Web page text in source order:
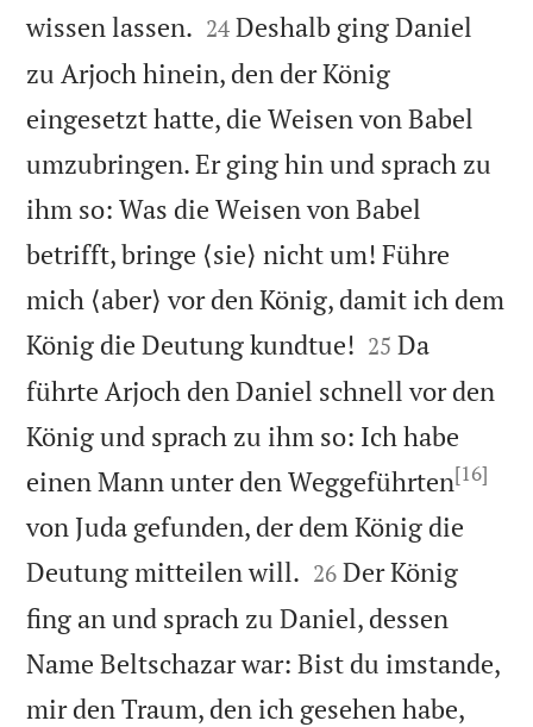
wissen lassen. 

24 Deshalb ging Daniel
zu Arjoch hinein, den der König
eingesetzt hatte, die Weisen von Babel
umzubringen. Er ging hin und sprach zu
ihm so: Was die Weisen von Babel
betrifft, bringe ⟨sie⟩ nicht um! Führe
mich ⟨aber⟩ vor den König, damit ich dem
König die Deutung kundtue! 

25 Da
führte Arjoch den Daniel schnell vor den
König und sprach zu ihm so: Ich habe
einen Mann unter den Weggeführten[16]
von Juda gefunden, der dem König die
Deutung mitteilen will. 

26 Der König
fing an und sprach zu Daniel, dessen
Name Beltschazar war: Bist du imstande,
mir den Traum, den ich gesehen habe,